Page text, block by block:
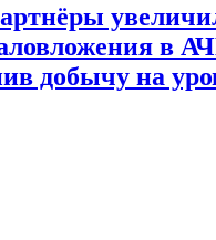
в
добычу на